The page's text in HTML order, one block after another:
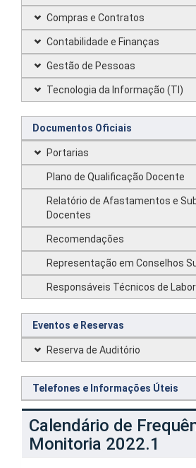
Compras e Contratos
Contabilidade e Finanças
Gestão de Pessoas
Tecnologia da Informação (TI)
Documentos Oficiais
Portarias
Plano de Qualificação Docente
Relatório de Afastamentos e
Docentes
Recomendações
Representação em Conselhos
Responsáveis Técnicos de
Eventos e Reservas
Reserva de Auditório
Telefones e Informações Úteis
Calendário de
Monitoria 2022.1